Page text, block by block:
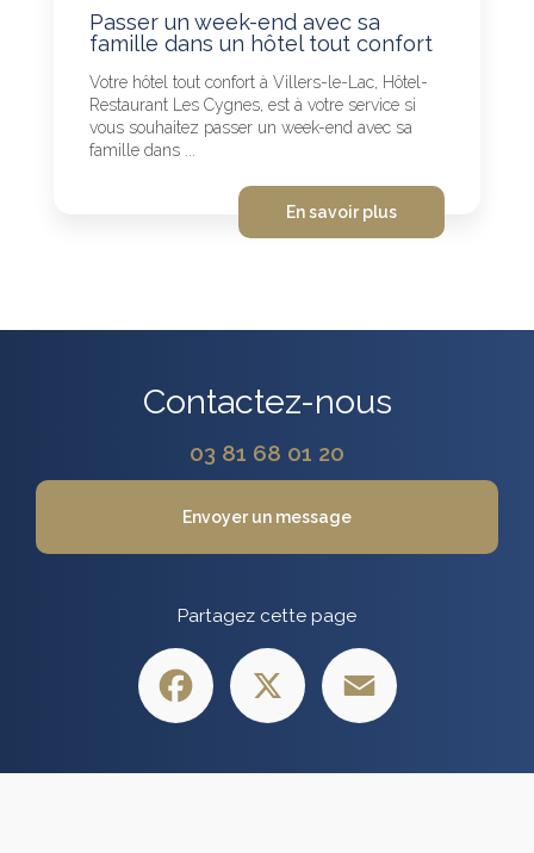
Passer un week-end avec sa
famille dans un hôtel tout confort
Votre hôtel tout confort à Villers-le-Lac, Hôtel-
Restaurant Les Cygnes, est à votre service si
vous souhaitez passer un week-end avec sa
famille dans ...
En savoir plus
Contactez-nous
03 81 68 01 20
Envoyer un message
Partagez cette page
Facebook